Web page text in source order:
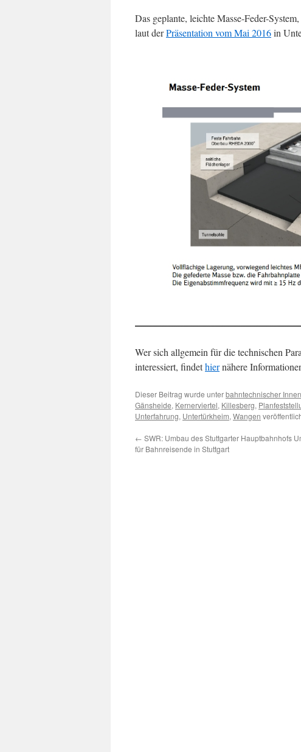
Das geplante, leichte Masse-Feder-
laut derPräsentation vom Mai 2016in
Wer sich allgemein für die technischen
interessiert, findethiernähere
Dieser Beitrag wurde unterbahntechnischer
Gänsheide, Kernerviertel, Killesberg,
Unterfahrung, Untertürkheim, Wangen
← SWR: Umbau des Stuttgarter Hauptbahnhofs
für Bahnreisende in Stuttgart